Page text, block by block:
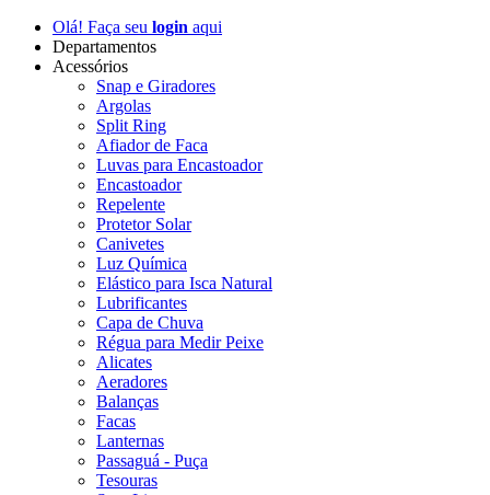
Olá! Faça seu login aqui
Departamentos
Acessórios
Snap e Giradores
Argolas
Split Ring
Afiador de Faca
Luvas para Encastoador
Encastoador
Repelente
Protetor Solar
Canivetes
Luz Química
Elástico para Isca Natural
Lubrificantes
Capa de Chuva
Régua para Medir Peixe
Alicates
Aeradores
Balanças
Facas
Lanternas
Passaguá - Puça
Tesouras